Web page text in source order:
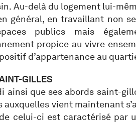
Au-delà du logement lui-
général, en travaillant non
publics mais
propice au vivre
d’appartenance au
GILLES
ainsi que ses abords saint-
auxquelles vient maintenant
celui-ci est caractérisé par